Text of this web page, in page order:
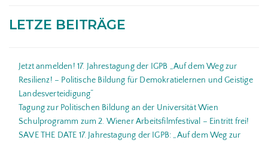
LETZE BEITRÄGE
Jetzt anmelden! 17. Jahrestagung der IGPB „Auf dem Weg zur
Resilienz! – Politische Bildung für Demokratielernen und Geistige
Landesverteidigung“
Tagung zur Politischen Bildung an der Universität Wien
Schulprogramm zum 2. Wiener Arbeitsfilmfestival – Eintritt frei!
SAVE THE DATE 17. Jahrestagung der IGPB: „Auf dem Weg zur